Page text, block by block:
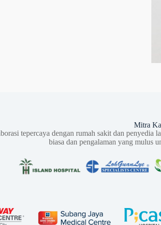
Mitra
tepercaya dengan rumah sakit dan penyedia
biasa dan pengalaman yang mulus